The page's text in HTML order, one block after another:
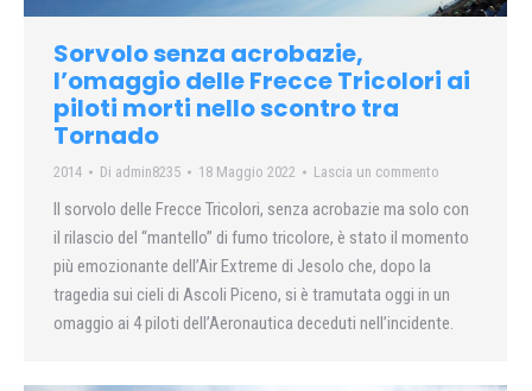
Sorvolo senza acrobazie,
l’omaggio delle Frecce Tricolori ai
piloti morti nello scontro tra
Tornado
2014 Di admin8235 18 Maggio 2022 Lascia un commento
Il sorvolo delle Frecce Tricolori, senza acrobazie ma solo con
il rilascio del “mantello” di fumo tricolore, è stato il momento
più emozionante dell’Air Extreme di Jesolo che, dopo la
tragedia sui cieli di Ascoli Piceno, si è tramutata oggi in un
omaggio ai 4 piloti dell’Aeronautica deceduti nell’incidente.